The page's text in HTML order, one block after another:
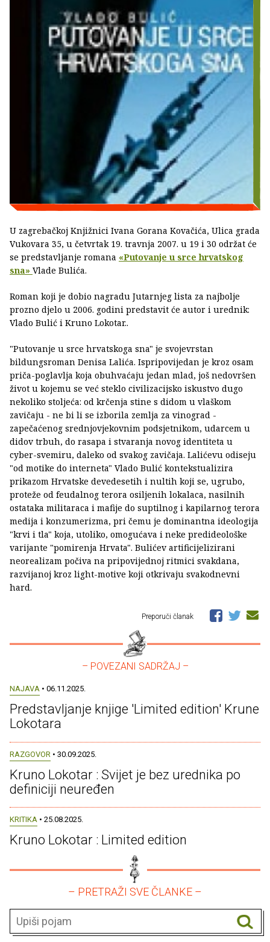
U zagrebačkoj Knjižnici Ivana Gorana Kovačića, Ulica grada
Vukovara 35, u četvrtak 19. travnja 2007. u 19 i 30 održat će
se predstavljanje romana «Putovanje u srce hrvatskog
sna» Vlade Bulića.
Roman koji je dobio nagradu Jutarnjeg lista za najbolje
prozno djelo u 2006. godini predstavit će autor i urednik:
Vlado Bulić i Kruno Lokotar..
"Putovanje u srce hrvatskoga sna" je svojevrstan
bildungsroman Denisa Lalića. Ispripovijedan je kroz osam
priča-poglavlja koja obuhvaćaju jedan mlad, još nedovršen
život u kojemu se već steklo civilizacijsko iskustvo dugo
nekoliko stoljeća: od krčenja stine s didom u vlaškom
zavičaju - ne bi li se izborila zemlja za vinograd -
zapečaćenog srednjovjekovnim podsjetnikom, udarcem u
didov trbuh, do rasapa i stvaranja novog identiteta u
cyber-svemiru, daleko od svakog zavičaja. Lalićevu odiseju
"od motike do interneta" Vlado Bulić kontekstualizira
prikazom Hrvatske devedesetih i nultih koji se, ugrubo,
proteže od feudalnog terora osiljenih lokalaca, nasilnih
ostataka militaraca i mafije do suptilnog i kapilarnog terora
medija i konzumerizma, pri čemu je dominantna ideologija
"krvi i tla" koja, utoliko, omogućava i neke predideološke
varijante "pomirenja Hrvata". Bulićev artificijelizirani
neorealizam počiva na pripovijednoj ritmici svakdana,
razvijanoj kroz light-motive koji otkrivaju svakodnevni
hard.
Preporuči članak
– POVEZANI SADRŽAJ –
NAJAVA • 06.11.2025.
Predstavljanje knjige 'Limited edition' Krune
Lokotara
RAZGOVOR • 30.09.2025.
Kruno Lokotar : Svijet je bez urednika po
definiciji neuređen
KRITIKA • 25.08.2025.
Kruno Lokotar : Limited edition
– PRETRAŽI SVE ČLANKE –